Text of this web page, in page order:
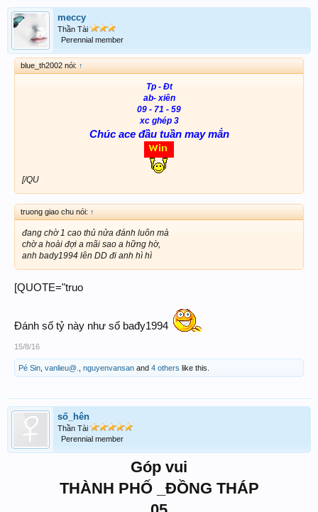
meccy
Thần Tài
Perennial member
blue_th2002 nói: ↑
Tp - Đt
ab- xiên
09 - 71 - 59
xc ghép 3
Chúc ace đầu tuần may mắn
[/QU
truong giao chu nói: ↑
đang chờ 1 cao thủ nửa đánh luôn mà
chờ a hoài đợi a mãi sao a hững hờ,
anh bady1994 lên DD đi anh hì hì
[QUOTE="truo
Đánh số tỷ này như số bađy1994
15/8/16
Pé Sin vanlieu@. nguyenvansan and 4 others like this.
số_hên
Thần Tài
Perennial member
Góp vui
THÀNH PHỐ _ĐỒNG THÁP